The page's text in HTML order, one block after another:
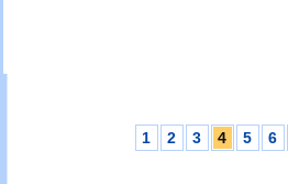
1 2 3 4 5 6